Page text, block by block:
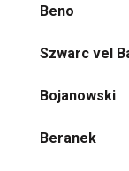
Beno
Szwarc vel
Bojanowski
Beranek